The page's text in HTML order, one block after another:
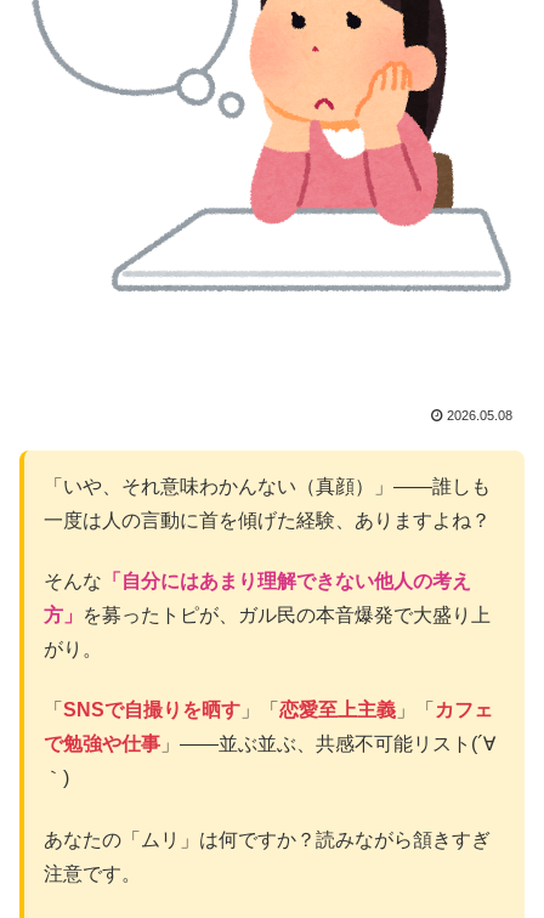
2026.05.08
「いや、それ意味わかんない（真顔）」――誰しも
一度は人の言動に首を傾げた経験、ありますよね？
そんな 「自分にはあまり理解できない他人の考え
方」
を募ったトピが、ガル民の本音爆発で大盛り上
がり。
「 SNSで自撮りを晒す 」「 恋愛至上主義 」「 カフェ
で勉強や仕事 」――並ぶ並ぶ、共感不可能リスト(´∀
｀)
あなたの「ムリ」は何ですか？読みながら頷きすぎ
注意です。